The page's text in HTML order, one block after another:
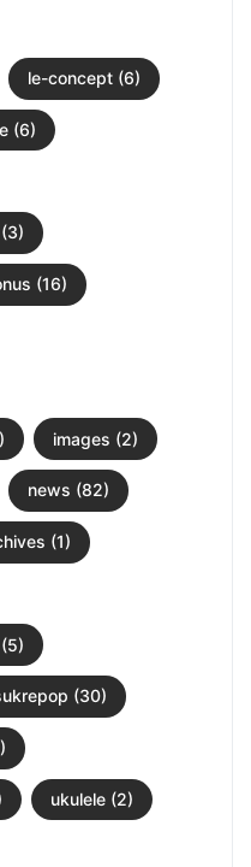
le-concept (6)
(6)
(16)
images (2)
news (82)
(1)
(30)
ukulele (2)